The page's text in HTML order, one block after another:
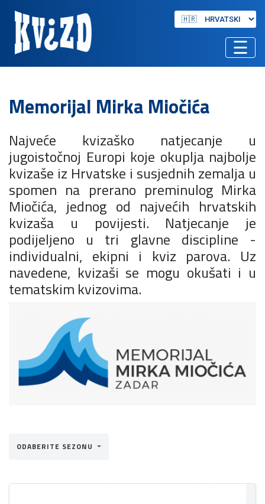
☰
Memorijal Mirka Miočića
Najveće kvizaško natjecanje u
jugoistočnoj Europi koje okuplja najbolje
kvizaše iz Hrvatske i susjednih zemalja u
spomen na prerano preminulog Mirka
Miočića, jednog od najvećih hrvatskih
kvizaša u povijesti. Natjecanje je
podijeljeno u tri glavne discipline -
individualni, ekipni i kviz parova. Uz
navedene, kvizaši se mogu okušati i u
tematskim kvizovima.
ODABERITE SEZONU